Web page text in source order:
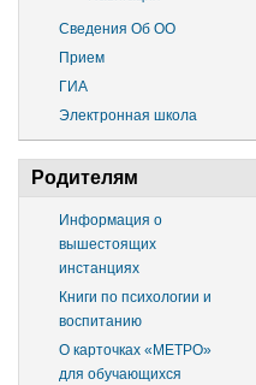
Сведения Об ОО
Прием
ГИА
Электронная школа
Родителям
Информация о
вышестоящих
инстанциях
Книги по психологии и
воспитанию
О карточках «МЕТРО»
для обучающихся